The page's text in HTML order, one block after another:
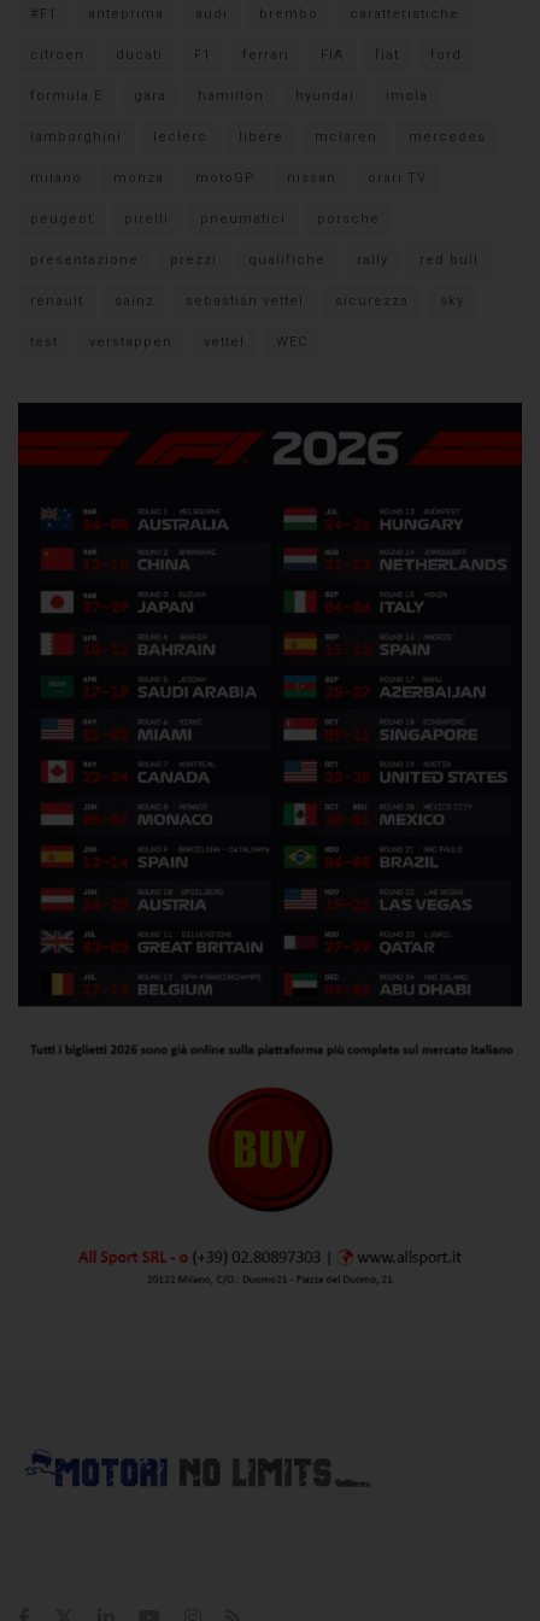
#F1 anteprima audi brembo caratteristiche
citroen ducati F1 ferrari FIA fiat ford
formula E gara hamilton hyundai imola
lamborghini leclerc libere mclaren mercedes
milano monza motoGP nissan orari TV
peugeot pirelli pneumatici porsche
presentazione prezzi qualifiche rally red bull
renault sainz sebastian vettel sicurezza sky
test verstappen vettel WEC